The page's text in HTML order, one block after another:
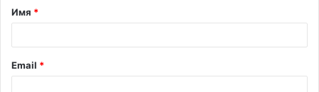
а
й
Имя *
Email *